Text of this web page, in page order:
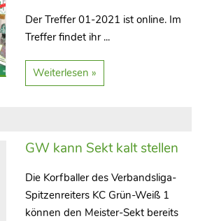
Der Treffer 01-2021 ist online. Im
Treffer findet ihr ...
Weiterlesen »
GW kann Sekt kalt stellen
Die Korfballer des Verbandsliga-
Spitzenreiters KC Grün-Weiß 1
können den Meister-Sekt bereits